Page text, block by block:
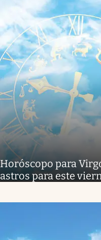
Horóscopo para
astros para este